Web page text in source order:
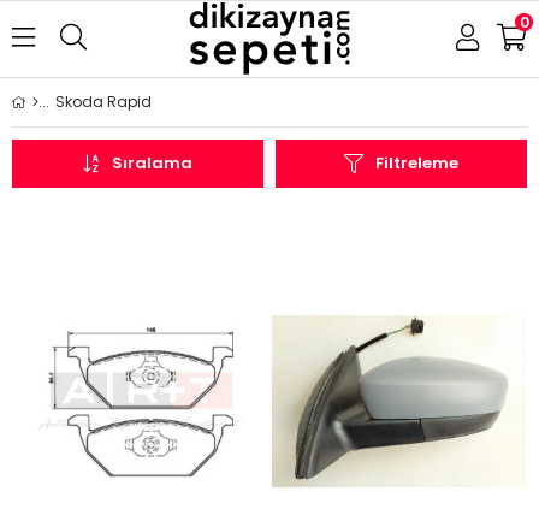
0
Skoda Rapid
Filtreleme
Sıralama